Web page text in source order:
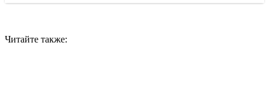
Читайте также: